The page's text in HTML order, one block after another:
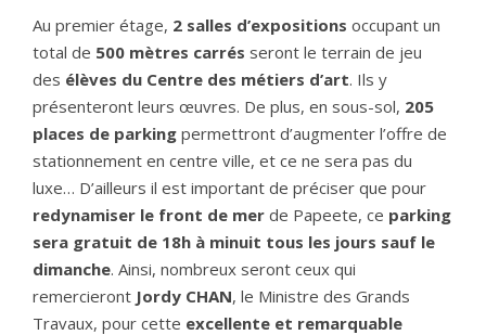
Au premier étage, 2 salles d’expositions occupant un
total de 500 mètres carrés seront le terrain de jeu
des élèves du Centre des métiers d’art. Ils y
présenteront leurs œuvres. De plus, en sous-sol, 205
places de parking permettront d’augmenter l’offre de
stationnement en centre ville, et ce ne sera pas du
luxe… D’ailleurs il est important de préciser que pour
redynamiser le front de mer de Papeete, ce parking
sera gratuit de 18h à minuit tous les jours sauf le
dimanche. Ainsi, nombreux seront ceux qui
remercieront Jordy CHAN, le Ministre des Grands
Travaux, pour cette excellente et remarquable